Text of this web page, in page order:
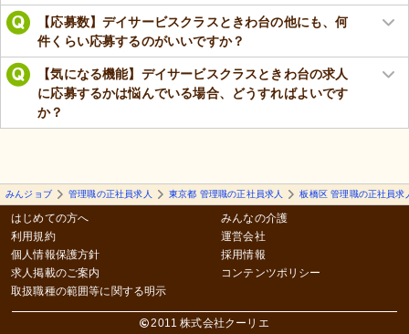
【応募数】デイサービスクラスときわ台の他にも、何
件くらい応募するのがいいですか？
【気になる機能】デイサービスクラスときわ台の求人
に応募するかは悩んでいる場合、どうすればよいです
か？
みんジョブ 管理職の正社員求人 東京都 管理職の正社員求人 板橋区 管理職の正社員求
はじめての方へ
利用規約
個人情報保護方針
求人掲載のご案内
取扱職種の範囲等に関する明示
みんなの介護
運営会社
採用情報
コンテンツポリシー
2011 株式会社クーリエ